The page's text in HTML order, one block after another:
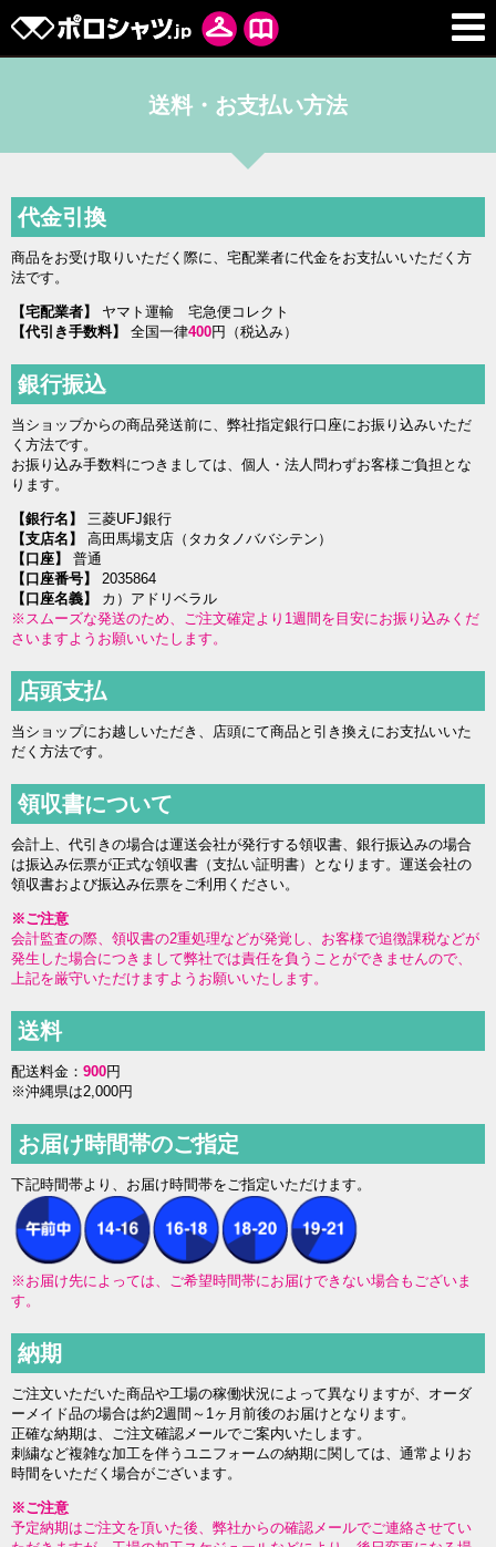
送料・お支払い方法
代金引換
商品をお受け取りいただく際に、宅配業者に代金をお支払いいただく方
法です。
【宅配業者】
ヤマト運輸 宅急便コレクト
【代引き手数料】
全国一律400円（税込み）
銀行振込
当ショップからの商品発送前に、弊社指定銀行口座にお振り込みいただ
く方法です。
お振り込み手数料につきましては、個人・法人問わずお客様ご負担とな
ります。
【銀行名】
三菱UFJ銀行
【支店名】
高田馬場支店（タカタノババシテン）
【口座】
普通
【口座番号】
2035864
【口座名義】
カ）アドリベラル
※スムーズな発送のため、ご注文確定より1週間を目安にお振り込みくだ
さいますようお願いいたします。
店頭支払
当ショップにお越しいただき、店頭にて商品と引き換えにお支払いいた
だく方法です。
領収書について
会計上、代引きの場合は運送会社が発行する領収書、銀行振込みの場合
は振込み伝票が正式な領収書（支払い証明書）となります。運送会社の
領収書および振込み伝票をご利用ください。
※ご注意
会計監査の際、領収書の2重処理などが発覚し、お客様で追徴課税などが
発生した場合につきまして弊社では責任を負うことができませんので、
上記を厳守いただけますようお願いいたします。
送料
配送料金： 900円
※沖縄県は2,000円
お届け時間帯のご指定
下記時間帯より、お届け時間帯をご指定いただけます。
※お届け先によっては、ご希望時間帯にお届けできない場合もございま
す。
納期
ご注文いただいた商品や工場の稼働状況によって異なりますが、オーダ
ーメイド品の場合は約2週間～1ヶ月前後のお届けとなります。
正確な納期は、ご注文確認メールでご案内いたします。
刺繍など複雑な加工を伴うユニフォームの納期に関しては、通常よりお
時間をいただく場合がございます。
※ご注意
予定納期はご注文を頂いた後、弊社からの確認メールでご連絡させてい